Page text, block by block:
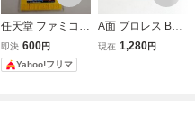
任天堂 ファミコン
ディスクシステム
プロレス＋バレー
ボール
即決 600円
Yahoo!フリマ
A面 プロレス B面
スマッシュピンポ
現在 1,280円